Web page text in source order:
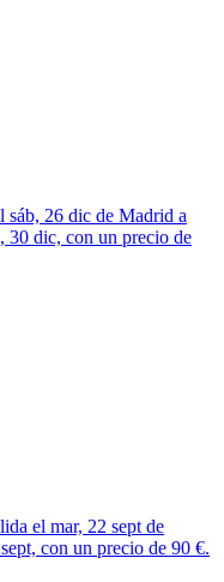
sáb, 26 dic de Madrid a
30 dic, con un precio de
el mar, 22 sept de
con un precio de 90 €.